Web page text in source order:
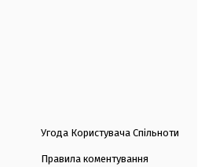
Угода Користувача Спільноти
Правила коментування